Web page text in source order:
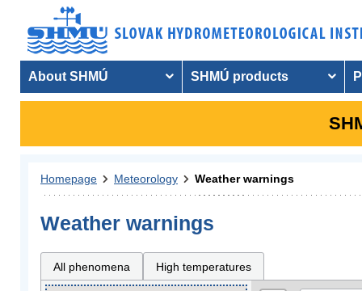
About SHMÚ SHMÚ products
Homepage Meteorology Weather warnings
Weather warnings
All phenomena High temperatures